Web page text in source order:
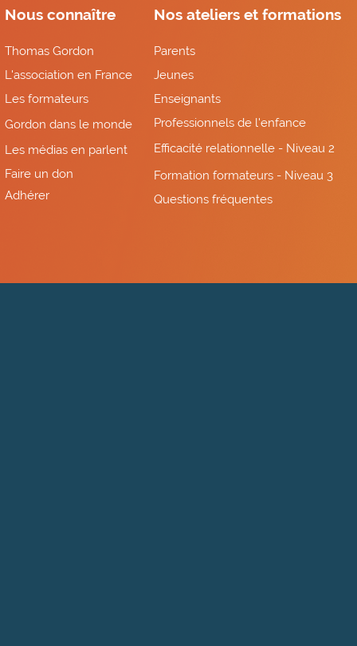
Nos ateliers et formations
Parents
Jeunes
Enseignants
Professionnels de l'enfance
Efficacité relationnelle - Niveau 2
Formation formateurs - Niveau 3
Questions fréquentes
Nous connaître
Thomas Gordon
L'association en France
Les formateurs
Gordon dans le monde
Les médias en parlent
Adhérer
Faire un don